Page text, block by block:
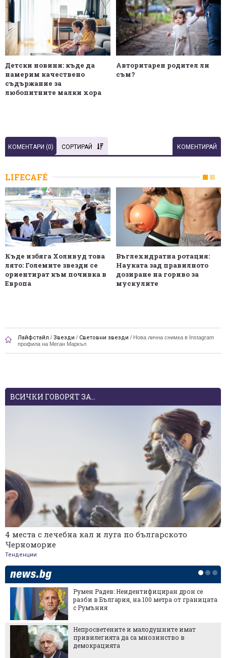
Детски новини: къде да
намерим качествено
съдържание за
любопитните малки хора
Авторитарен родител ли
съм?
КОМЕНТАРИ (0) СОРТИРАЙ КОМЕНТИРАЙ
LIFECAFÉ
Къде избяга Холивуд това
лято: Големите звезди се
ориентират към почивка в
Европа
Въглехидратна ротация:
Науката зад правилното
дозиране на гориво за
мускулите
Лайфстайл / Звезди / Световни звезди / Нова лична снимка в Instagram
профила на Меган Маркъл
ВСИЧКИ ГОВОРЯТ ЗА...
4 места с лечебна кал и луга по българското
Черноморие
Тенденции
Румен Радев: Неидентифициран дрон се
разби в България, на 100 метра от границата
с Румъния
Непросветените и малодушните имат
привилегията да са мнозинство в
демокрацията